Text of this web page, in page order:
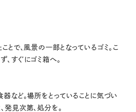
とで、風景の一部となっているゴミ。こ
、すぐにゴミ箱へ。
器など。場所をとっていることに気づい
発見次第、処分を。